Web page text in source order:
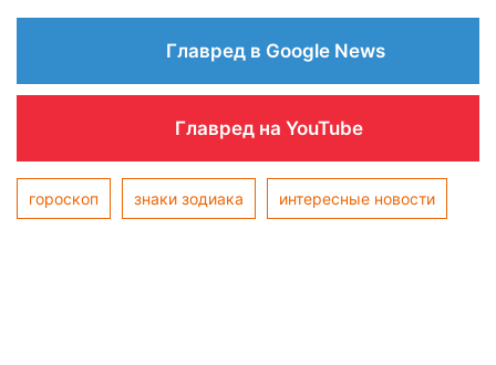
Главред в Google News
Главред на YouTube
гороскоп знаки зодиака интересные новости